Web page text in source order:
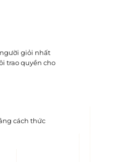
giỏi nhất
trao quyền cho
cách thức